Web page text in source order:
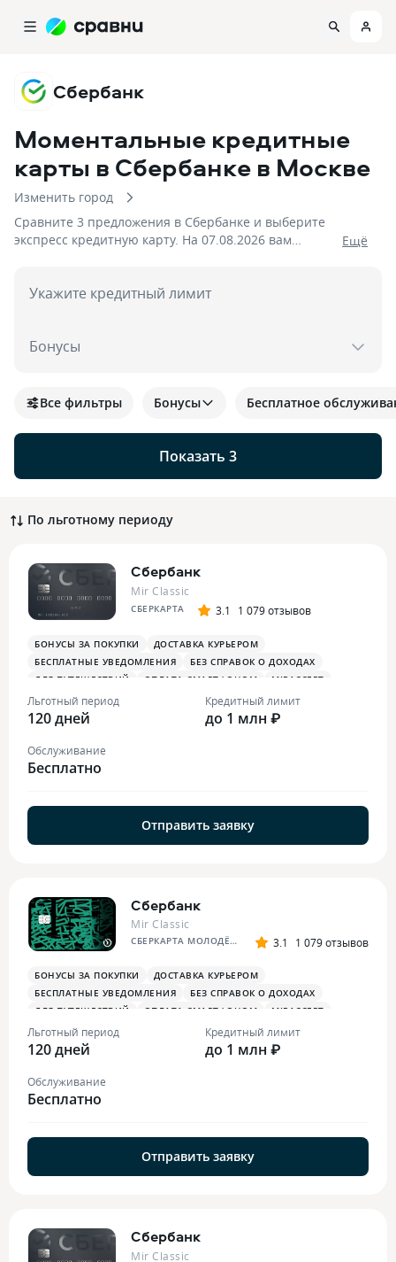
Сбербанк
Моментальные кредитные
карты в Сбербанке в Москве
Изменить город
Сравните 3 предложения в Сбербанке и выберите
экспресс кредитную карту. На 07.08.2026 вам
Eщё
Укажите кредитный лимит
Бонусы
Показать 3
Все фильтры Бонусы Бесплатное
По льготному периоду
Сбербанк
Mir Classic
СБЕРКАРТА 3.1 1 079 отзывов
БОНУСЫ ЗА ПОКУПКИ
ДОСТАВКА КУРЬЕРОМ
БЕСПЛАТНЫЕ УВЕДОМЛЕНИЯ
БЕЗ СПРАВОК О ДОХОДАХ
ДЛЯ ПУТЕШЕСТВИЙ
ОПЛАТА СМАРТФОНОМ
MIRACCEPT
БОНУСЫ В СУПЕРМАРКЕТАХ
ПЛАТЕЖНЫЙ СТИКЕР
Льготный период
120 дней
Кредитный лимит
до 1 млн ₽
Обслуживание
Бесплатно
Отправить заявку
Сбербанк
Mir Classic
СБЕРКАРТА МОЛОДЁЖНАЯ 3.1 1 079 отзывов
БОНУСЫ ЗА ПОКУПКИ
ДОСТАВКА КУРЬЕРОМ
БЕСПЛАТНЫЕ УВЕДОМЛЕНИЯ
БЕЗ СПРАВОК О ДОХОДАХ
ДЛЯ ПУТЕШЕСТВИЙ
ОПЛАТА СМАРТФОНОМ
MIRACCEPT
БОНУСЫ В СУПЕРМАРКЕТАХ
Льготный период
120 дней
Кредитный лимит
до 1 млн ₽
Обслуживание
Бесплатно
Отправить заявку
Сбербанк
Mir Classic